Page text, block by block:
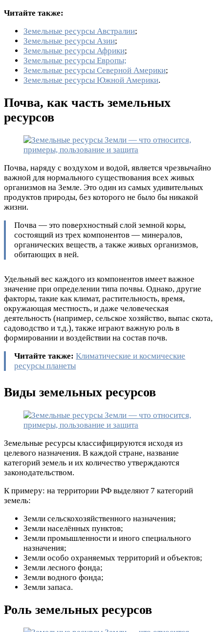
Читайте также:
Земельные ресурсы Австралии;
Земельные ресурсы Азии;
Земельные ресурсы Африки;
Земельные ресурсы Европы;
Земельные ресурсы Северной Америки;
Земельные ресурсы Южной Америки.
Почва, как часть земельных
ресурсов
Почва, наряду с воздухом и водой, является чрезвычайно
важной для нормального существования всех живых
организмов на Земле. Это один из самых удивительных
продуктов природы, без которого не было бы никакой
жизни.
Почва — это поверхностный слой земной коры,
состоящий из трех компонентов — минералов,
органических веществ, а также живых организмов,
обитающих в ней.
Удельный вес каждого из компонентов имеет важное
значение при определении типа почвы. Однако, другие
факторы, такие как климат, растительность, время,
окружающая местность, и даже человеческая
деятельность (например, сельское хозяйство, выпас скота,
садоводство и т.д.), также играют важную роль в
формировании и воздействии на состав почв.
Читайте также: Климатические и космические
ресурсы планеты
Виды земельных ресурсов
Земельные ресурсы классифицируются исходя из
целевого назначения. В каждой стране, название
категорий земель и их количество утверждаются
законодательством.
К примеру: на территории РФ выделяют 7 категорий
земель:
Земли сельскохозяйственного назначения;
Земли населённых пунктов;
Земли промышленности и иного специального
назначения;
Земли особо охраняемых территорий и объектов;
Земли лесного фонда;
Земли водного фонда;
Земли запаса.
Роль земельных ресурсов